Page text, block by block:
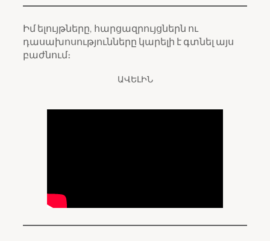
Իմ ելույթները, հարցազրույցներն ու
դասախոսությունները կարելի է գտնել այս
բաժնում։
ԱՎԵԼԻՆ